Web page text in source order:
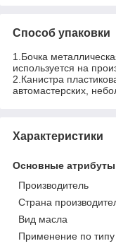
Способ упаковки
1.Бочка
используется на
2.Канистра
автомастерских,
Характеристики
Основные атрибуты
Производитель
Страна
Вид масла
Применение по типу